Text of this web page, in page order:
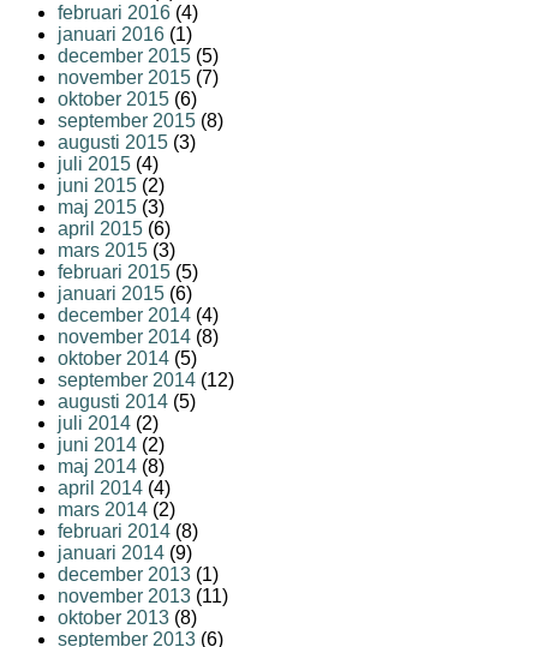
februari 2016 (4)
januari 2016 (1)
december 2015 (5)
november 2015 (7)
oktober 2015 (6)
september 2015 (8)
augusti 2015 (3)
juli 2015 (4)
juni 2015 (2)
maj 2015 (3)
april 2015 (6)
mars 2015 (3)
februari 2015 (5)
januari 2015 (6)
december 2014 (4)
november 2014 (8)
oktober 2014 (5)
september 2014 (12)
augusti 2014 (5)
juli 2014 (2)
juni 2014 (2)
maj 2014 (8)
april 2014 (4)
mars 2014 (2)
februari 2014 (8)
januari 2014 (9)
december 2013 (1)
november 2013 (11)
oktober 2013 (8)
september 2013 (6)